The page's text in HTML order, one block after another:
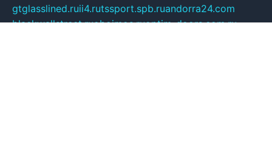
gtglasslined.ruii4.rutssport.spb.ruandorra24.com
blackwallstreet.ruoboimos.ruoptim-doors.com.ru